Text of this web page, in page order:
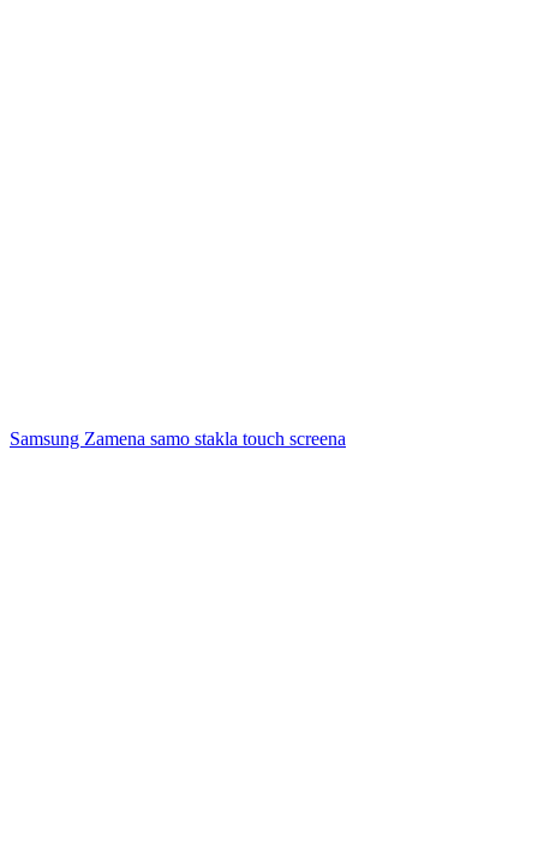
Samsung Zamena samo stakla touch screena